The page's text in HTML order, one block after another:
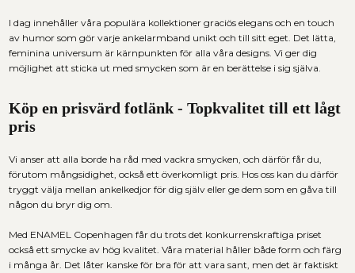
I dag innehåller våra populära kollektioner graciös elegans och en touch
av humor som gör varje ankelarmband unikt och till sitt eget. Det lätta,
feminina universum är kärnpunkten för alla våra designs. Vi ger dig
möjlighet att sticka ut med smycken som är en berättelse i sig själva.
Köp en prisvärd fotlänk - Topkvalitet till ett lågt
pris
Vi anser att alla borde ha råd med vackra smycken, och därför får du,
förutom mångsidighet, också ett överkomligt pris. Hos oss kan du därför
tryggt välja mellan ankelkedjor för dig själv eller ge dem som en gåva till
någon du bryr dig om.
Med ENAMEL Copenhagen får du trots det konkurrenskraftiga priset
också ett smycke av hög kvalitet. Våra material håller både form och färg
i många år. Det låter kanske för bra för att vara sant, men det är faktiskt